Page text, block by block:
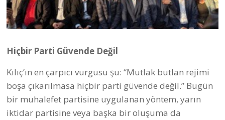
Hiçbir Parti Güvende Değil
Kılıç’ın en çarpıcı vurgusu şu: “Mutlak butlan rejimi
boşa çıkarılmasa hiçbir parti güvende değil.” Bugün
bir muhalefet partisine uygulanan yöntem, yarın
iktidar partisine veya başka bir oluşuma da